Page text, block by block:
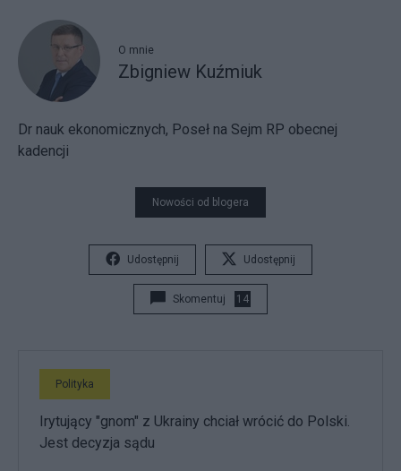
O mnie
Zbigniew Kuźmiuk
Dr nauk ekonomicznych, Poseł na Sejm RP obecnej
kadencji
Nowości od blogera
Udostępnij Udostępnij
Skomentuj 14
Polityka
Irytujący "gnom" z Ukrainy chciał wrócić do Polski.
Jest decyzja sądu